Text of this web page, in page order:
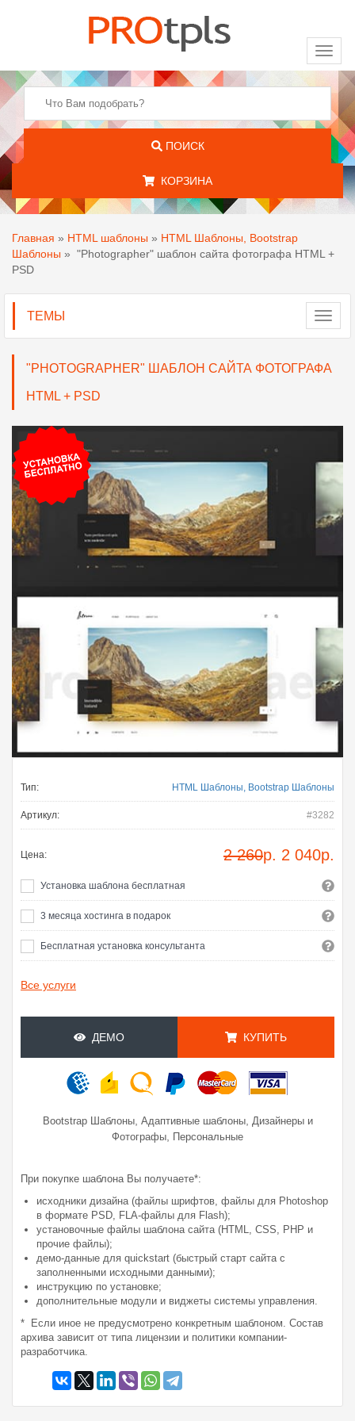
ПОИСК
КОРЗИНА
Главная » HTML шаблоны » HTML Шаблоны, Bootstrap
Шаблоны » "Photographer" шаблон сайта фотографа HTML +
PSD
ТЕМЫ
"PHOTOGRAPHER" ШАБЛОН САЙТА ФОТОГРАФА
HTML + PSD
Тип: HTML Шаблоны, Bootstrap Шаблоны
Артикул: #3282
Цена: 2 260р. 2 040р.
Установка шаблона бесплатная
3 месяца хостинга в подарок
Бесплатная установка консультанта
Все услуги
ДЕМО КУПИТЬ
Bootstrap Шаблоны, Адаптивные шаблоны, Дизайнеры и
Фотографы
Персональные
При покупке шаблона Вы получаете*:
исходники дизайна (файлы шрифтов, файлы для Photoshop
в формате PSD, FLA-файлы для Flash);
установочные файлы шаблона сайта (HTML, CSS, PHP и
прочие файлы);
демо-данные для quickstart (быстрый старт сайта с
заполненными исходными данными);
инструкцию по установке;
дополнительные модули и виджеты системы управления.
* Если иное не предусмотрено конкретным шаблоном. Состав
архива зависит от типа лицензии и политики компании-
разработчика.